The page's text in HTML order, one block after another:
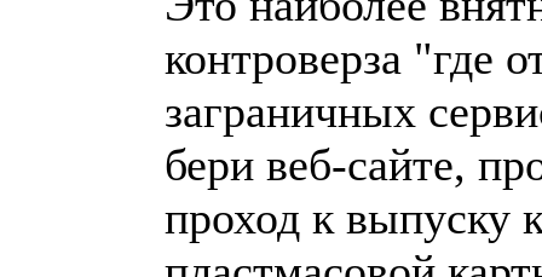
контроверза "где
заграничных
бери веб-сайте,
проход к выпуску